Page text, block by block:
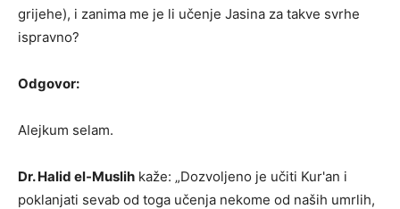
grijehe), i zanima me je li učenje Jasina za takve svrhe
ispravno?
Odgovor:
Alejkum selam.
Dr. Halid el-Muslih kaže: „Dozvoljeno je učiti Kur'an i
poklanjati sevab od toga učenja nekome od naših umrlih,